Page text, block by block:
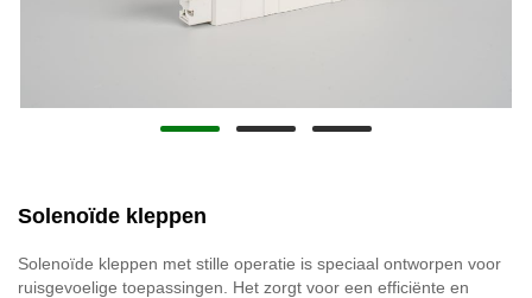
Solenoïde kleppen
Solenoïde kleppen met stille operatie is speciaal ontworpen voor
ruisgevoelige toepassingen. Het zorgt voor een efficiënte en